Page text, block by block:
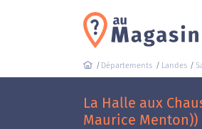
Départements Landes
La Halle aux
Maurice Menton))